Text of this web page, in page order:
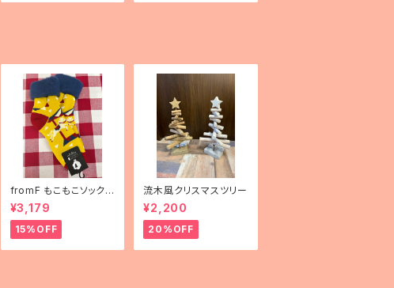
fromF もこもこソックス
「karuselli（メリーゴー
ランド）」
¥3,179
15%OFF
流木風クリスマスツリー
¥2,200
20%OFF